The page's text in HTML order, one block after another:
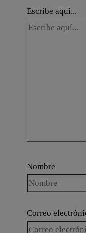
Escribe aquí...
Nombre
Correo